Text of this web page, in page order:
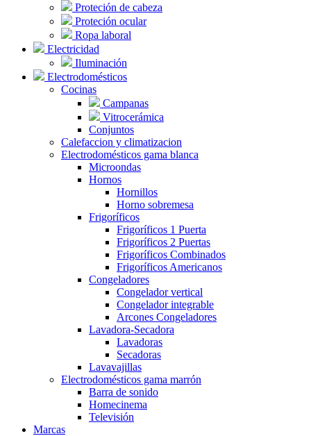
Proteción de cabeza
Proteción ocular
Ropa laboral
Electricidad
Iluminación
Electrodomésticos
Cocinas
Campanas
Vitrocerámica
Conjuntos
Calefaccion y climatizacion
Electrodomésticos gama blanca
Microondas
Hornos
Hornillos
Horno sobremesa
Frigoríficos
Frigoríficos 1 Puerta
Frigoríficos 2 Puertas
Frigoríficos Combinados
Frigoríficos Americanos
Congeladores
Congelador vertical
Congelador integrable
Arcones Congeladores
Lavadora-Secadora
Lavadoras
Secadoras
Lavavajillas
Electrodomésticos gama marrón
Barra de sonido
Homecinema
Televisión
Marcas